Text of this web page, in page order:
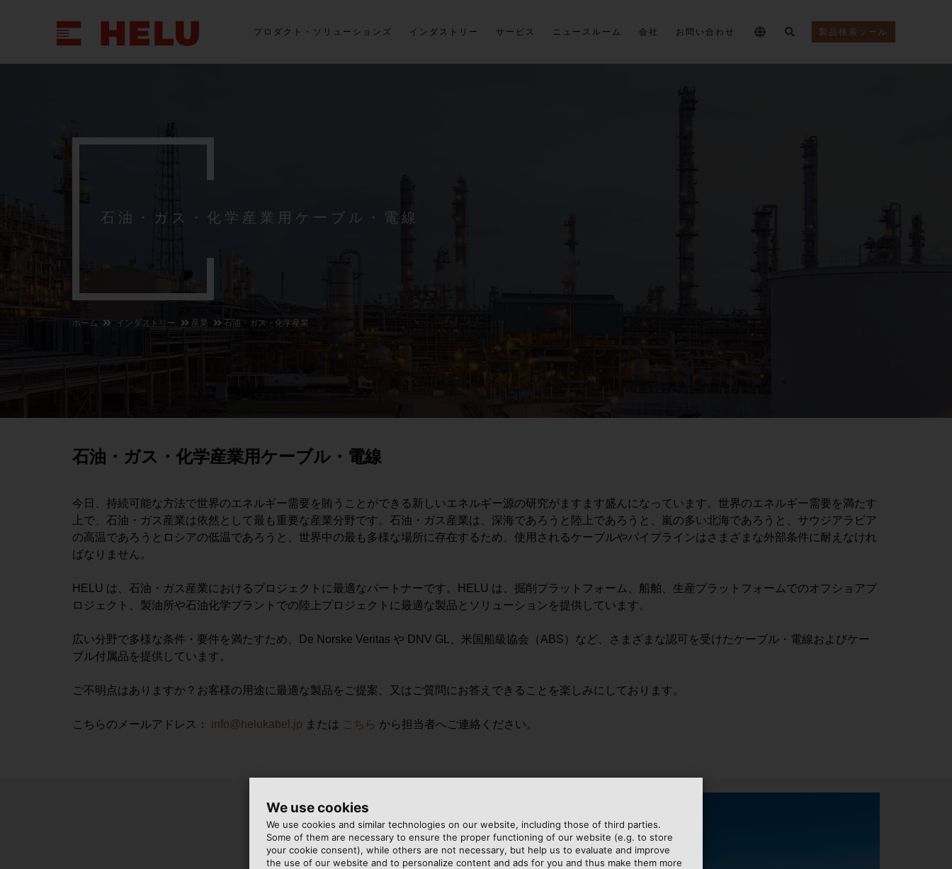
プロダクト・ソリューションズ インダストリー サービス ニュースルーム 会社 お問い合わせ 製品検索ツール
石油・ガス・化学産業用ケーブル・電線
ホーム インダストリー 産業 石油・ガス・化学産業
石油・ガス・化学産業用ケーブル・電線
今日、持続可能な方法で世界のエネルギー需要を賄うことができる新しいエネルギー源の研究がますます盛んになっています。世界のエネルギー需要を満たす
上で、石油・ガス産業は依然として最も重要な産業分野です。石油・ガス産業は、深海であろうと陸上であろうと、嵐の多い北海であろうと、サウジアラビア
の高温であろうとロシアの低温であろうと、世界中の最も多様な場所に存在するため、使用されるケーブルやパイプラインはさまざまな外部条件に耐えなけれ
ばなりません。
HELU は、石油・ガス産業におけるプロジェクトに最適なパートナーです。HELU は、掘削プラットフォーム、船舶、生産プラットフォームでのオフショアプ
ロジェクト、製油所や石油化学プラントでの陸上プロジェクトに最適な製品とソリューションを提供しています。
広い分野で多様な条件・要件を満たすため、De Norske Veritas や DNV GL、米国船級協会（ABS）など、さまざまな認可を受けたケーブル・電線およびケー
ブル付属品を提供しています。
ご不明点はありますか？お客様の用途に最適な製品をご提案、又はご質問にお答えできることを楽しみにしております。
こちらのメールアドレス： info@helukabel.jp または こちら から担当者へご連絡ください。
We use cookies
We use cookies and similar technologies on our website, including those of third parties.
Some of them are necessary to ensure the proper functioning of our website (e.g. to store
your cookie consent), while others are not necessary, but help us to evaluate and improve
the use of our website and to personalize content and ads for you and thus make them more